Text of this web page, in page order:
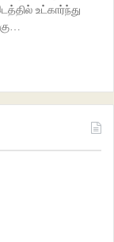
உட்கார்ந்து